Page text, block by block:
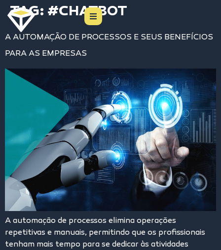
TAG: #CHATBOT
A AUTOMAÇÃO DE PROCESSOS E SEUS BENEFÍCIOS
PARA AS EMPRESAS
A automação de processos elimina operações
repetitivas e manuais, permitindo que os profissionais
tenham mais tempo para se dedicar às atividades